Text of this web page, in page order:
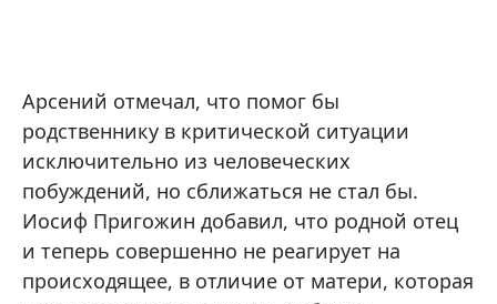
Арсений отмечал, что помог бы
родственнику в критической ситуации
исключительно из человеческих
побуждений, но сближаться не стал бы.
Иосиф Пригожин добавил, что родной отец
и теперь совершенно не реагирует на
происходящее, в отличие от матери, которая